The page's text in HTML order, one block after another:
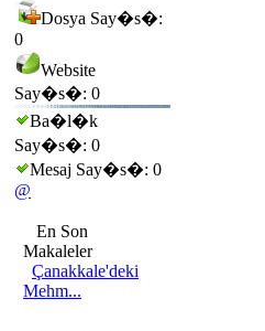
Dosya Say�s�:
0
Website
Say�s�: 0
Ba�l�k
Say�s�: 0
Mesaj Say�s�: 0
@
En Son
Makaleler
Çanakkale'deki
Mehm...